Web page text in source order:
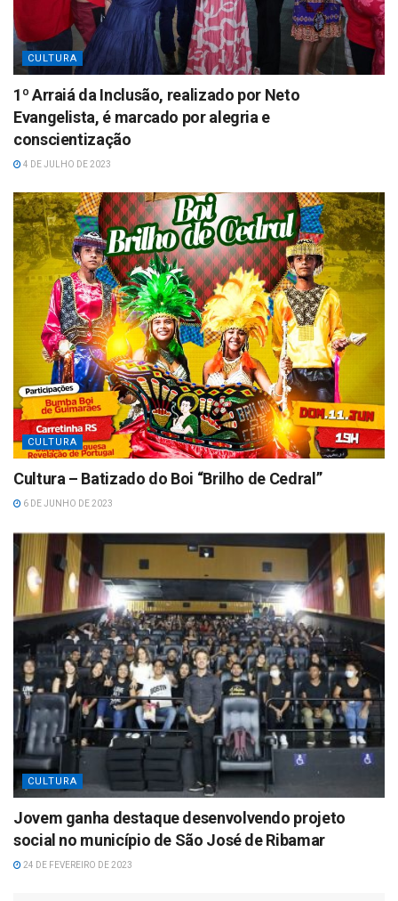
CULTURA
1º Arraiá da Inclusão, realizado por Neto
Evangelista, é marcado por alegria e
conscientização
4 DE JULHO DE 2023
CULTURA
Cultura – Batizado do Boi “Brilho de Cedral”
6 DE JUNHO DE 2023
CULTURA
Jovem ganha destaque desenvolvendo projeto
social no município de São José de Ribamar
24 DE FEVEREIRO DE 2023